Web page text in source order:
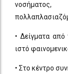
• Δείγματα
ιστό
• Στο κέντρο